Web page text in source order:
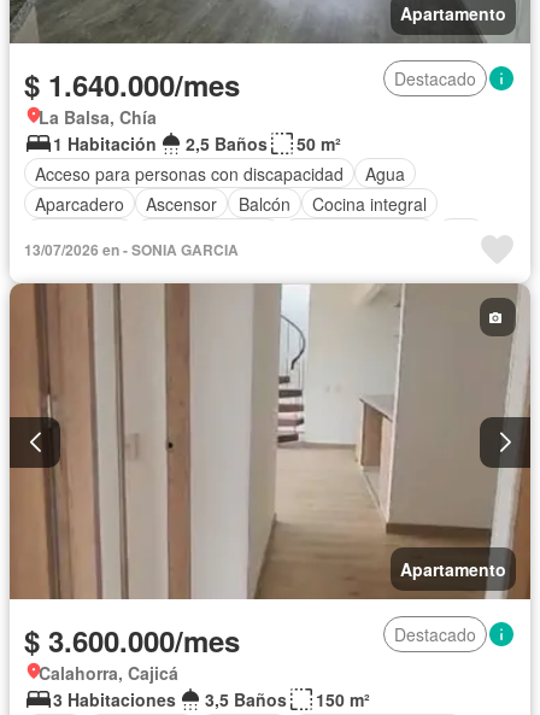
Apartamento
$ 1.640.000/mes
Destacado
La Balsa, Chía
1 Habitación
2,5 Baños
50 m²
Acceso para personas con discapacidad
Agua
Aparcadero
Ascensor Balcón
Cocina integral
Permite mascotas
Permite niños
13/07/2026 en - SONIA GARCIA
Apartamento
$ 3.600.000/mes
Destacado
Calahorra, Cajicá
3 Habitaciones
3,5 Baños
150 m²